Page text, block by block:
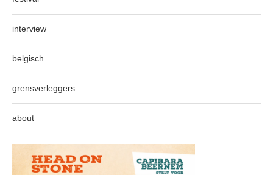
interview
belgisch
grensverleggers
about